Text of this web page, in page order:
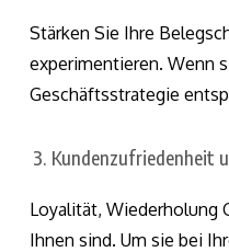
Stärken Sie Ihre
experimentieren. Wenn
Geschäftsstrategie
Kundenzufriedenheit
Loyalität, Wiederholung
Ihnen sind. Um sie bei